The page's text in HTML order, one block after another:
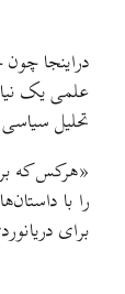
دراینجا
علمی یک
تحلیل
«هرکس که
را با
برای